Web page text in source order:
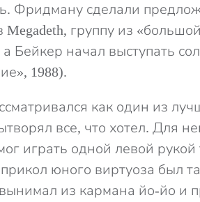
Фридману сделали
группу из
Бейкер начал выступать
1988).
как один из
все, что хотел. Для
играть одной левой рукой
юного виртуоза был
из кармана йо-йо и